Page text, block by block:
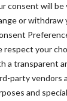
consent will be
or withdraw
respect your
a transparent
party vendors
and
de
die de
Dit maakt